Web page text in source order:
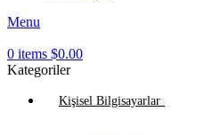
Menu
0 items $0.00
Kategoriler
Kişisel Bilgisayarlar